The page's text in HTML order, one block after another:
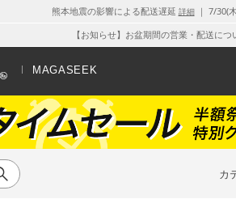
熊本地震の影響による配送遅延 詳細｜ 7/30(
【お知らせ】お盆期間の営業・配送につ
MAGASEEK
カ